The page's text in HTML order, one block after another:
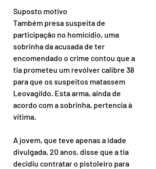
Suposto motivo
Também presa suspeita de
participação no homicídio, uma
sobrinha da acusada de ter
encomendado o crime contou que a
tia prometeu um revólver calibre 38
para que os suspeitos matassem
Leovagildo. Esta arma, ainda de
acordo com a sobrinha, pertencia à
vítima.
A jovem, que teve apenas a idade
divulgada, 20 anos, disse que a tia
decidiu contratar o pistoleiro para